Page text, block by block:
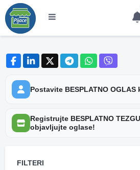
Postavite BESPLATNO
Registrujte BESPLATNO
objavljujte oglase!
FILTERI